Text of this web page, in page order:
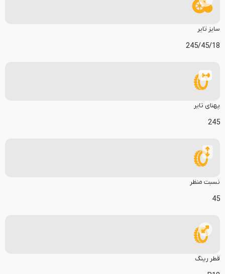
245/45/18
سایز تایر
245
پهنای تایر
45
نسبت منظر
قطر رینگ